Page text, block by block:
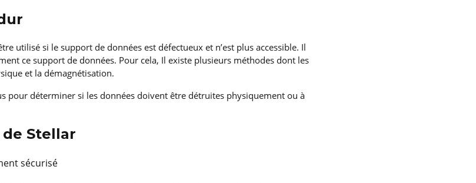
utilisé si le support de données est défectueux et n’est plus accessible. Il
ce support de données. Pour cela, Il existe plusieurs méthodes dont les
et la démagnétisation.
pour déterminer si les données doivent être détruites physiquement ou à
Stellar
sécurisé